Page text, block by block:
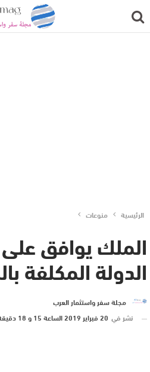
الرئيسية منوعات
الملك يوافق
الدولة المكلفة
مجلة سفر واستثمار العرب
نشر في 20 فبراير 2019 الساعة 15 و 18 دقيقة